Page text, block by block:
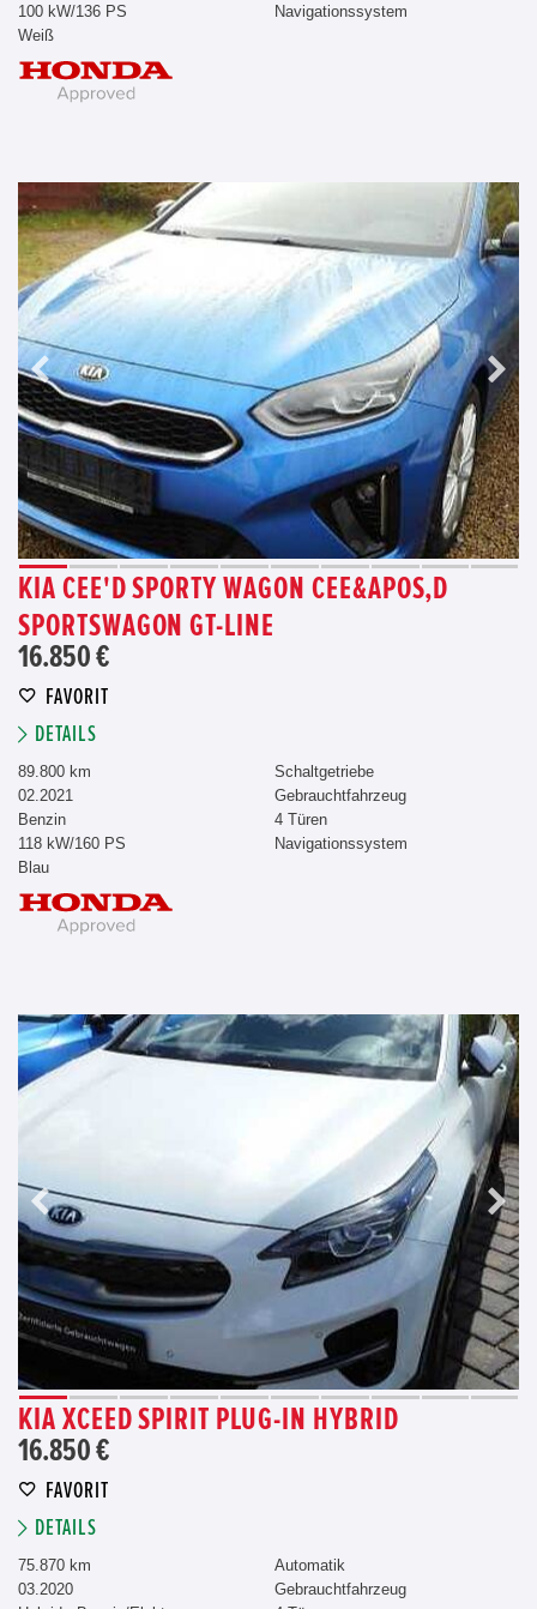
100 kW/136 PS
Weiß
Navigationssystem
KIA CEE'D SPORTY WAGON CEE&APOS,D
SPORTSWAGON GT-LINE
16.850 €
FAVORIT
DETAILS
89.800 km
02.2021
Benzin
118 kW/160 PS
Blau
Schaltgetriebe
Gebrauchtfahrzeug
4 Türen
Navigationssystem
KIA XCEED SPIRIT PLUG-IN HYBRID
16.850 €
FAVORIT
DETAILS
75.870 km
03.2020
Automatik
Gebrauchtfahrzeug